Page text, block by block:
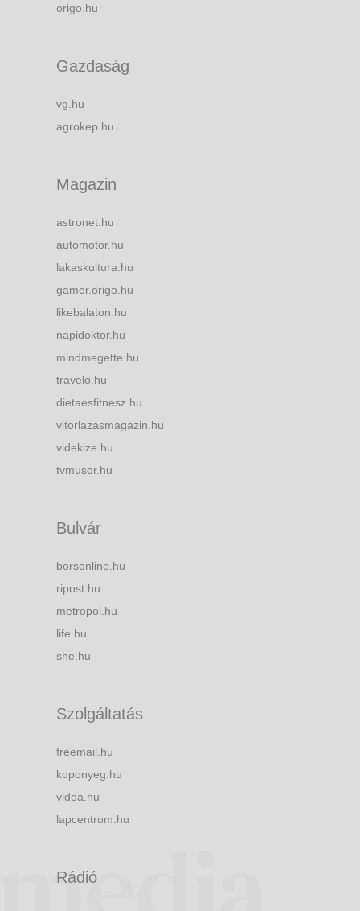
origo.hu
Gazdaság
vg.hu
agrokep.hu
Magazin
astronet.hu
automotor.hu
lakaskultura.hu
gamer.origo.hu
likebalaton.hu
napidoktor.hu
mindmegette.hu
travelo.hu
dietaesfitnesz.hu
vitorlazasmagazin.hu
videkize.hu
tvmusor.hu
Bulvár
borsonline.hu
ripost.hu
metropol.hu
life.hu
she.hu
Szolgáltatás
freemail.hu
koponyeg.hu
videa.hu
lapcentrum.hu
Rádió